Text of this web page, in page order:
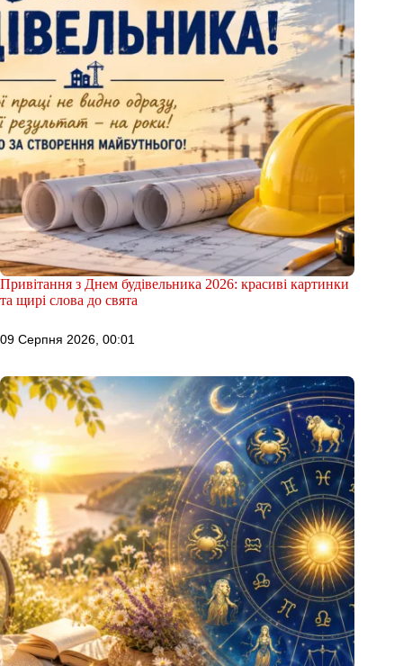
Привітання з Днем будівельника 2026: красиві картинки
та щирі слова до свята
09 Серпня 2026, 00:01